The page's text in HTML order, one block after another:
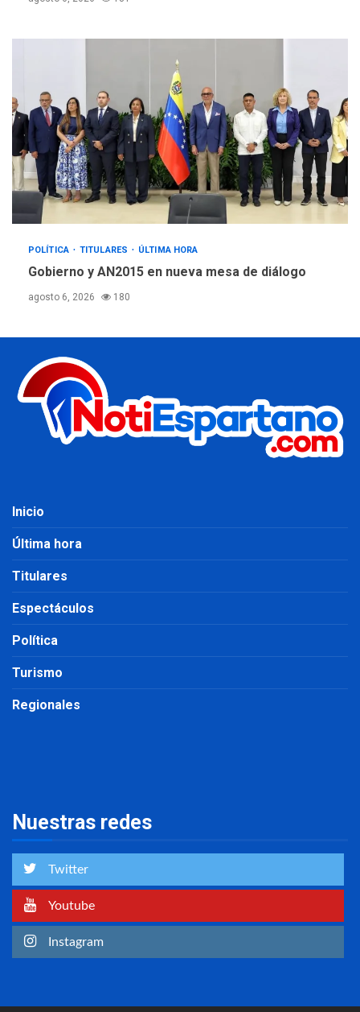
POLÍTICA TITULARES ÚLTIMA HORA
Gobierno y AN2015 en nueva mesa de diálogo
agosto 6, 2026 180
Inicio
Última hora
Titulares
Espectáculos
Política
Turismo
Regionales
Nuestras redes
Twitter
Youtube
Instagram